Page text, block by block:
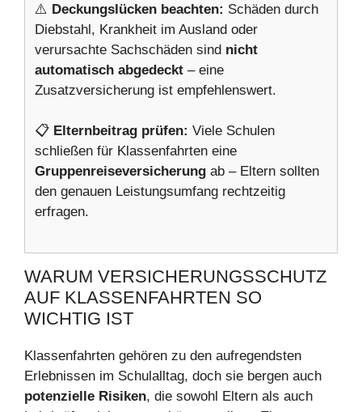
⚠️ Deckungslücken beachten: Schäden durch
Diebstahl, Krankheit im Ausland oder
verursachte Sachschäden sind nicht
automatisch abgedeckt – eine
Zusatzversicherung ist empfehlenswert.
📋 Elternbeitrag prüfen: Viele Schulen
schließen für Klassenfahrten eine
Gruppenreiseversicherung ab – Eltern sollten
den genauen Leistungsumfang rechtzeitig
erfragen.
WARUM VERSICHERUNGSSCHUTZ
AUF KLASSENFAHRTEN SO
WICHTIG IST
Klassenfahrten gehören zu den aufregendsten
Erlebnissen im Schulalltag, doch sie bergen auch
potenzielle Risiken, die sowohl Eltern als auch